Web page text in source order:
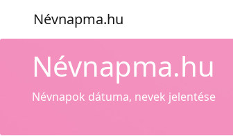
Névnapma.hu
Névnapma.hu
Névnapok dátuma, nevek jelentése